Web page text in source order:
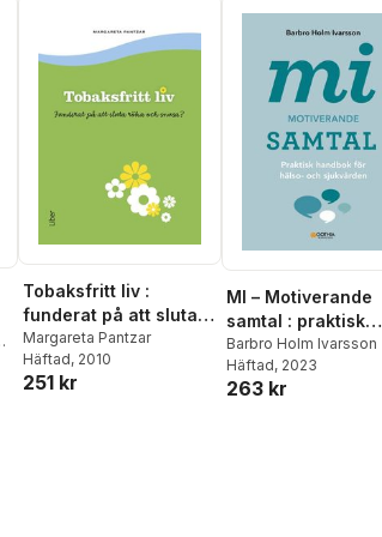
Tobaksfritt liv :
funderat på att sluta
röka och snusa?
Margareta Pantzar
Häftad, 2010
251 kr
MI – Motiverande
samtal : praktisk
handbok för hälso-
och sjukvården
Barbro Holm Ivarsson
Häftad, 2023
263 kr